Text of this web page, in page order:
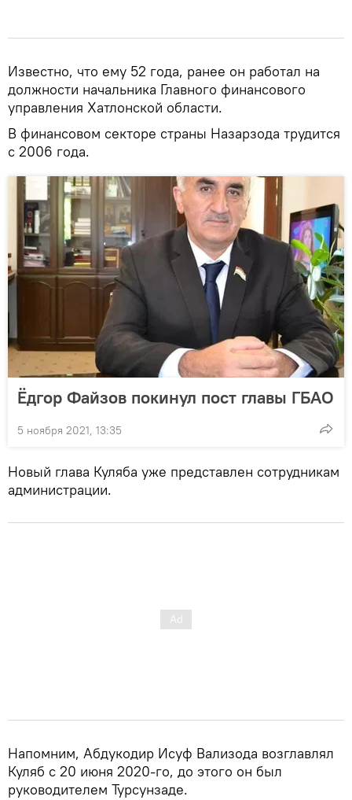
Известно, что ему 52 года, ранее он работал на
должности начальника Главного финансового
управления Хатлонской области.
В финансовом секторе страны Назарзода трудится
с 2006 года.
Ёдгор Файзов покинул пост главы ГБАО
5 ноября 2021, 13:35
Новый глава Куляба уже представлен сотрудникам
администрации.
Напомним, Абдукодир Исуф Вализода возглавлял
Куляб с 20 июня 2020-го, до этого он был
руководителем Турсунзаде.